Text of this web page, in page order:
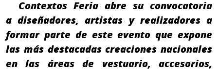
Contextos Feria abre su convocatoria
a diseñadores, artistas y realizadores a
formar parte de este evento que expone
las más destacadas creaciones nacionales
en las áreas de vestuario, accesorios,